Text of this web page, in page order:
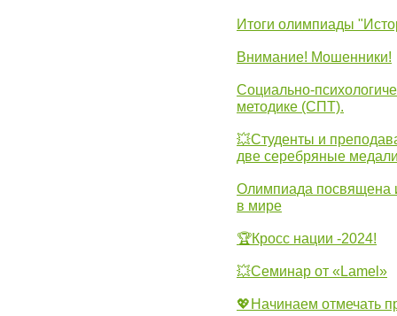
Итоги олимпиады
Внимание! Мошенники!
Социально-
методике (СПТ).
💥Студенты и
две серебряные
Олимпиада посвящена
в мире
🏆Кросс нации -2024!
💥Семинар от «Lamel»
💖Начинаем отмечать